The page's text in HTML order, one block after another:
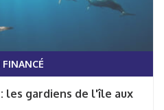
les gardiens de l'île aux